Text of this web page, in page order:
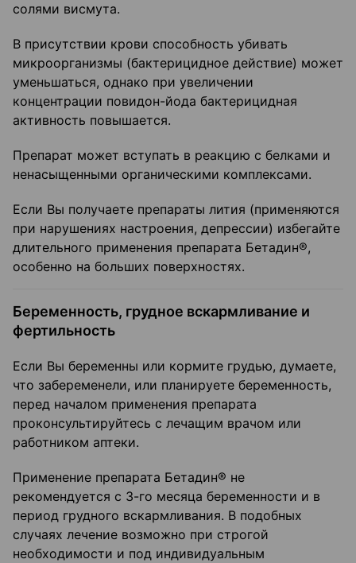
солями висмута.
В присутствии крови способность убивать
микроорганизмы (бактерицидное действие) может
уменьшаться, однако при увеличении
концентрации повидон-йода бактерицидная
активность повышается.
Препарат может вступать в реакцию с белками и
ненасыщенными органическими комплексами.
Если Вы получаете препараты лития (применяются
при нарушениях настроения, депрессии) избегайте
длительного применения препарата Бетадин®,
особенно на больших поверхностях.
Беременность, грудное вскармливание и
фертильность
Если Вы беременны или кормите грудью, думаете,
что забеременели, или планируете беременность,
перед началом применения препарата
проконсультируйтесь с лечащим врачом или
работником аптеки.
Применение препарата Бетадин® не
рекомендуется с 3-го месяца беременности и в
период грудного вскармливания. В подобных
случаях лечение возможно при строгой
необходимости и под индивидуальным